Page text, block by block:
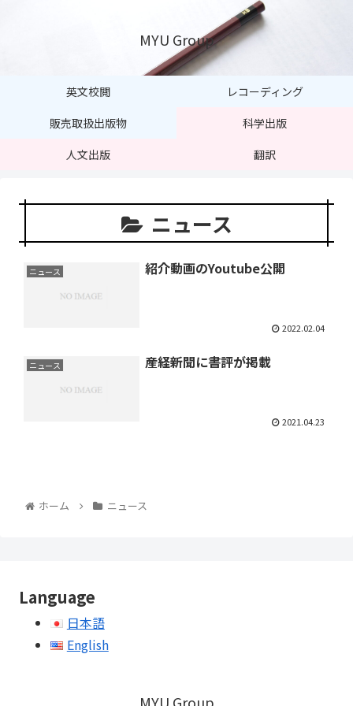
MYU Group
英文校閲
レコーディング
販売取扱出版物
科学出版
人文出版
翻訳
ニュース
ニュース 紹介動画のYoutube公開
2022.02.04
ニュース 産経新聞に書評が掲載
2021.04.23
ホーム ニュース
Language
日本語
English